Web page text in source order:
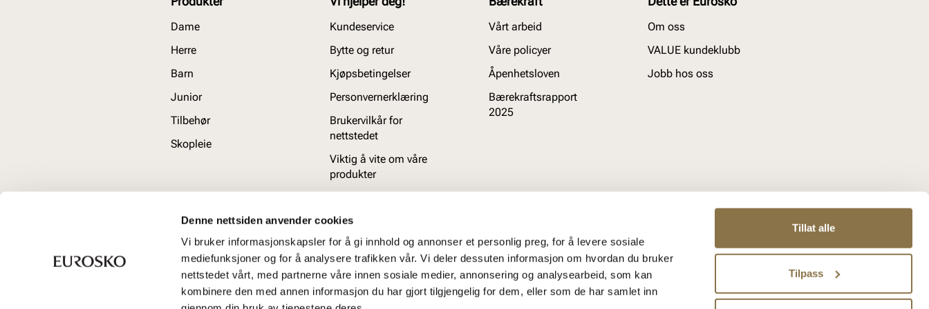
Denne nettsiden anvender cookies
Vi bruker informasjonskapsler for å gi innhold og annonser et personlig preg, for å levere sosiale
mediefunksjoner og for å analysere trafikken vår. Vi deler dessuten informasjon om hvordan du bruker
nettstedet vårt, med partnerne våre innen sosiale medier, annonsering og analysearbeid, som kan
kombinere den med annen informasjon du har gjort tilgjengelig for dem, eller som de har samlet inn
Tillat alle
Tilpass
Dame
Herre
Barn
Junior
Tilbehør
Skopleie
Kundeservice
Bytte og retur
Kjøpsbetingelser
Personvernerklæring
Brukervilkår for
nettstedet
Viktig å vite om våre
produkter
Vårt arbeid
Våre policyer
Åpenhetsloven
Bærekraftsrapport
2025
Om oss
VALUE kundeklubb
Jobb hos oss